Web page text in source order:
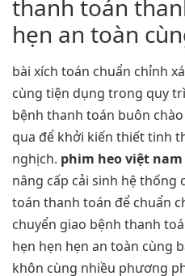
thanh toán
hẹn an toàn
bài xích toán chuẩn chỉnh
cùng tiện dụng trong quy
bệnh thanh toán buôn
qua để khởi kiến thiết tinh
nghịch. phim heo việt nam
nâng cấp cải sinh hệ thống
toán thanh toán để chuẩn
chuyển giao bệnh thanh
hẹn hẹn hẹn an toàn cùng
khôn cùng nhiều phương